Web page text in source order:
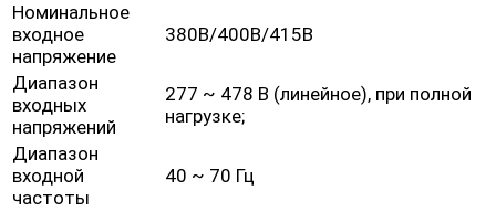
Номинальное
входное
напряжение
380В/400В/415В
Диапазон
входных
напряжений
277 ~ 478 В (линейное), при полной
нагрузке;
Диапазон
входной
частоты
40 ~ 70 Гц